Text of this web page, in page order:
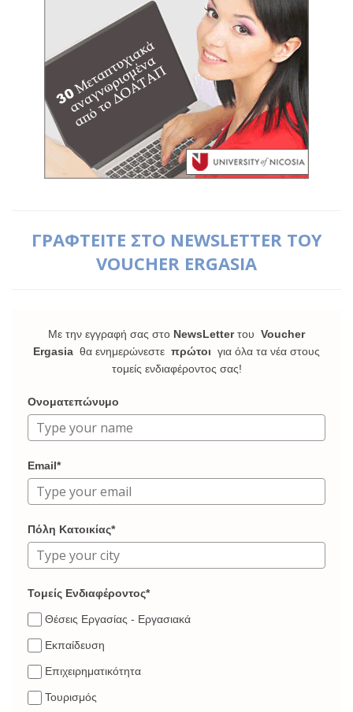
ΓΡΑΦΤΕΙΤΕ ΣΤΟ NEWSLETTER ΤΟΥ
VOUCHER ERGASIA
Με την εγγραφή σας στο NewsLetterτου Voucher
Ergasia θα ενημερώνεστε πρώτοι για όλα τα νέα στους
τομείς ενδιαφέροντος σας!
Ονοματεπώνυμο
Email*
Πόλη Κατοικίας*
Τομείς Ενδιαφέροντος*
Θέσεις Εργασίας - Εργασιακά
Εκπαίδευση
Επιχειρηματικότητα
Τουρισμός